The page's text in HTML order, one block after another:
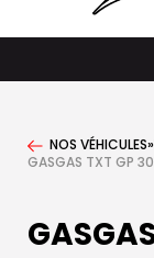
NOS VÉHICULES»
GASGAS TXT GP